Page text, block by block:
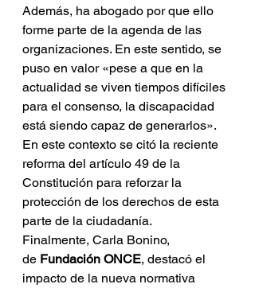
Además, ha abogado por que ello
forme parte de la agenda de las
organizaciones. En este sentido, se
puso en valor «pese a que en la
actualidad se viven tiempos difíciles
para el consenso, la discapacidad
está siendo capaz de generarlos».
En este contexto se citó la reciente
reforma del artículo 49 de la
Constitución para reforzar la
protección de los derechos de esta
parte de la ciudadanía.
Finalmente, Carla Bonino,
de Fundación ONCE, destacó el
impacto de la nueva normativa